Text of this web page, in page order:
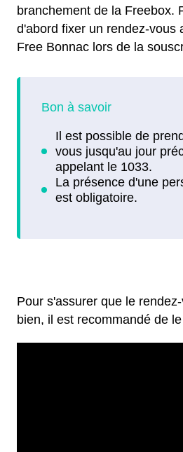
branchement de la Freebox.
d'abord fixer un rendez-vous
Free Bonnac lors de la
Pour s'assurer que le
bien, il est recommandé de